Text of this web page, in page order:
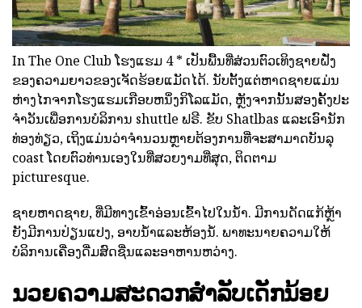
In The One Club ໂຮງແຮມ 4 * ເປັນພື້ນທີ່ສ່ວນຕົວເທິງຊາຍຝັ່ງ
ຂອງຄວາມຍາວຂອງເຈັດຮ້ອຍແມັດໄດ້. ນັບຕັ້ງແຕ່ຫາດຊາຍແມ່ນ
ຫ່າງໄກຈາກໂຮງແຮມເກືອບຫນຶ່ງກິໂລແມັດ, ຫຼັງຈາກນັ້ນສອງຄັ້ງປະ
ຈໍາວັນເພື່ອການບໍລິການ shuttle ຟຣີ. ຂັບ Shatlbas ແລະເອົານັກ
ທ່ອງທ່ຽວ, ເຖິງແມ່ນວ່າຈໍານວນຫຼາຍຕ້ອງການທີ່ຈະສາມາດບັນລຸ
coast ໂດຍຕົວທ່ານເອງໃນທີ່ສວຍງາມທີ່ສຸດ, ຕິດຕາມ
picturesque.
ຊາຍຫາດຊາຍ, ທີ່ມີທາງເຂົ້າອ່ອນເຂົ້າໄປໃນນ້ໍາ. ມີການດັດແກ້ຫຼ້າ
ຍັງມີການປ່ຽນແປງ, ອາບນ້ໍາແລະຫ້ອງນ້ໍ. ພາທະນາຍຄວາມໃຫ້
ບໍລິການເຄື່ອງດື່ມສົດຊື່ນແລະອາຫານຫວ່າງ.
ນວຍຄວາມສະດວກສໍາລັບເດັກນ້ອຍ